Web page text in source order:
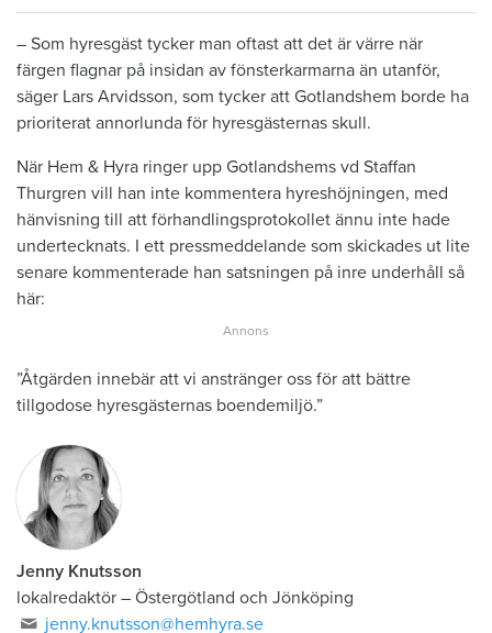
– Som hyresgäst tycker man oftast att det är värre när
färgen flagnar på insidan av fönsterkarmarna än utanför,
säger Lars Arvidsson, som tycker att Gotlandshem borde ha
prioriterat annorlunda för hyresgästernas skull.
När Hem & Hyra ringer upp Gotlandshems vd Staffan
Thurgren vill han inte kommentera hyreshöjningen, med
hänvisning till att förhandlingsprotokollet ännu inte hade
undertecknats. I ett pressmeddelande som skickades ut lite
senare kommenterade han satsningen på inre underhåll så
här:
”Åtgärden innebär att vi anstränger oss för att bättre
tillgodose hyresgästernas boendemiljö.”
Jenny Knutsson
lokalredaktör – Östergötland och Jönköping
jenny.knutsson@hemhyra.se